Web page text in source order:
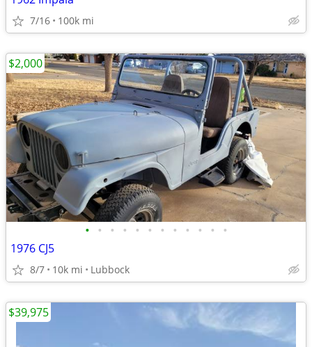
7/16 100k mi
• • • • • • • • • • • •
1976 CJ5
8/7 10k mi Lubbock
$2,000
$39,975